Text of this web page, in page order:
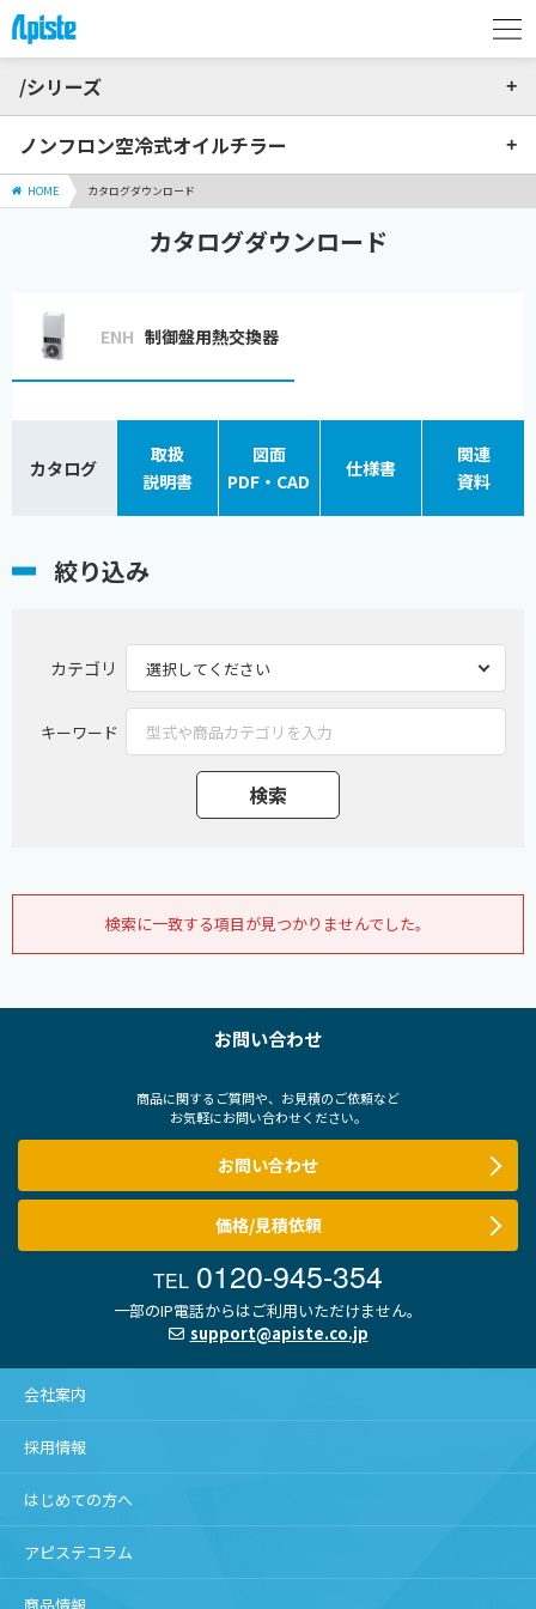
/シリーズ
ノンフロン空冷式オイルチラー
HOME カタログダウンロード
カタログダウンロード
ENH 制御盤用熱交換器
カタログ
取扱
説明書
図面
PDF・CAD
仕様書
関連
資料
絞り込み
カテゴリ
キーワード
検索に一致する項目が見つかりませんでした。
お問い合わせ
商品に関するご質問や、お見積のご依頼など
お気軽にお問い合わせください。
お問い合わせ
価格/見積依頼
TEL 0120-945-354
一部のIP電話からはご利用いただけません。
support@apiste.co.jp
会社案内
採用情報
はじめての方へ
アピステコラム
商品情報